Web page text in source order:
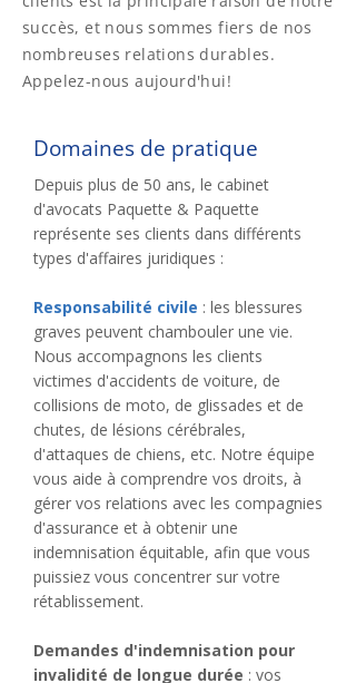
succès, et nous sommes fiers de nos
nombreuses relations durables.
Appelez-nous aujourd'hui!
Domaines de pratique
Depuis plus de 50 ans, le cabinet
d'avocats Paquette & Paquette
représente ses clients dans différents
types d'affaires juridiques :
Responsabilité civile : les blessures
graves peuvent chambouler une vie.
Nous accompagnons les clients
victimes d'accidents de voiture, de
collisions de moto, de glissades et de
chutes, de lésions cérébrales,
d'attaques de chiens, etc. Notre équipe
vous aide à comprendre vos droits, à
gérer vos relations avec les compagnies
d'assurance et à obtenir une
indemnisation équitable, afin que vous
puissiez vous concentrer sur votre
rétablissement.
Demandes d'indemnisation pour
invalidité de longue durée : vos